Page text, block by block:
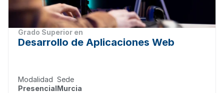
Grado Superior en
Desarrollo de Aplicaciones Web
Modalidad
Presencial
Sede
Murcia